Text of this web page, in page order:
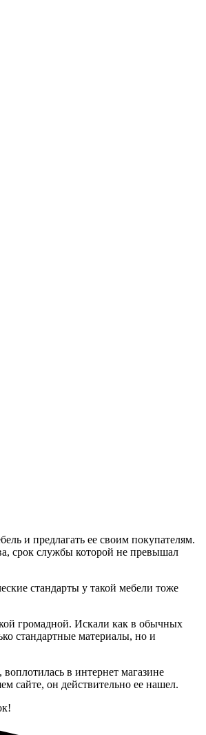
и предлагать ее своим покупателям.
срок службы которой не превышал
стандарты у такой мебели тоже
громадной. Искали как в обычных
стандартные материалы, но и
в интернет магазине
он действительно ее нашел.